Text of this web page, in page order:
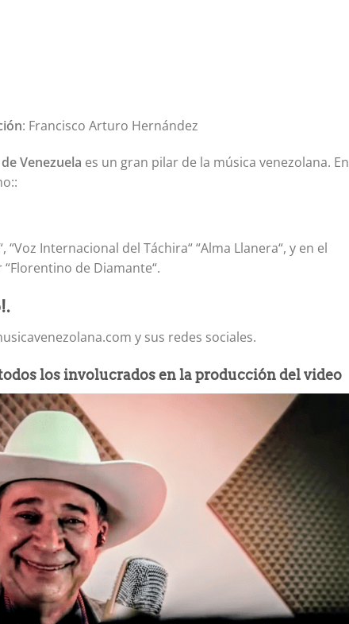
: Francisco Arturo Hernández
Venezuela es un gran pilar de la música venezolana. En
Internacional del Táchira“ “Alma Llanera“, y en el
de Diamante“.
y sus redes sociales.
los involucrados en la producción del video